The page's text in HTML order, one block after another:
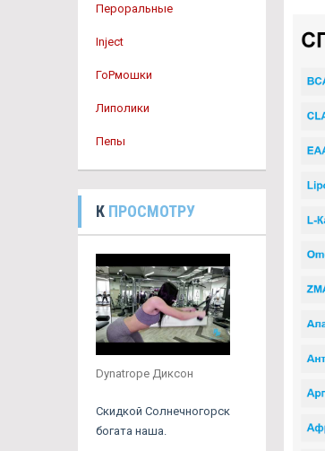
Пероральные
Inject
ГоРмошки
Липолики
Пепы
К ПРОСМОТРУ
Dynatrope Диксон
Скидкой Солнечногорск
богата наша.